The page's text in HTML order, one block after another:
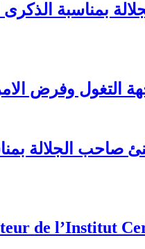
بمناسبة
التغول وفرض
صاحب الجلالة
de l’Institut